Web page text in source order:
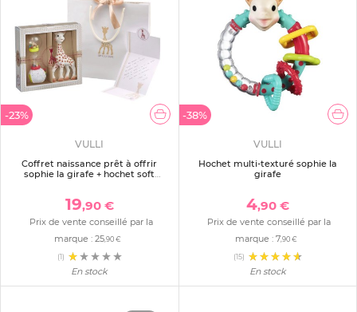
-23%
VULLI
Coffret naissance prêt à offrir
sophie la girafe + hochet soft
19,90 €
Prix de vente conseillé par la
marque :25 ,90 €
(1)
En stock
-38%
VULLI
Hochet multi-texturé sophie la
girafe
4,90 €
Prix de vente conseillé par la
marque : 7,90 €
(15)
En stock